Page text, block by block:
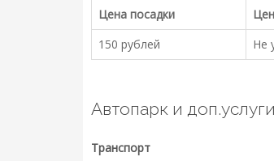
Цена посадки
150 рублей
Не
Автопарк и доп.услуги
Транспорт